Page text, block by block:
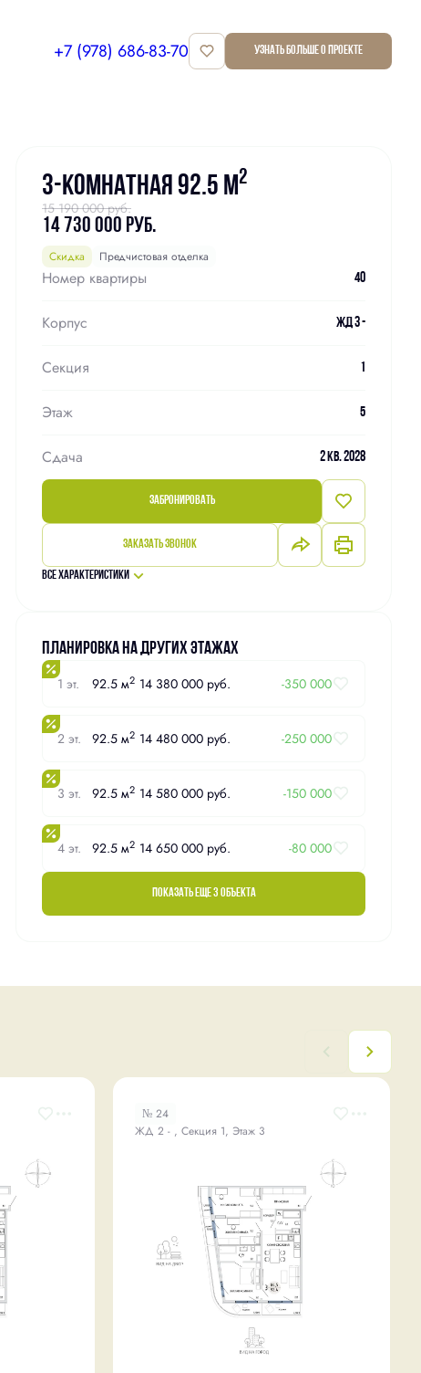
+7 (978) 686-83-70 Узнать больше о проекте
Забронировать
3-комнатная 92.5 м2
15 190 000 руб.
14 730 000 руб.
Скидка Предчистовая отделка
Номер квартиры 40
Корпус ЖД 3 -
Секция 1
Этаж 5
Сдача 2 кв. 2028
Забронировать
Заказать звонок
Все характеристики
Планировка на других этажах
1 эт.
92.5 м2 14 380 000 руб. -350 000
2 эт. 92.5 м2 14 480 000 руб. -250 000
3 эт. 92.5 м2 14 580 000 руб. -150 000
4 эт. 92.5 м2 14 650 000 руб. -80 000
Показать еще 3 объектa
№ 24
ЖД 2 - , Секция 1, Этаж 3